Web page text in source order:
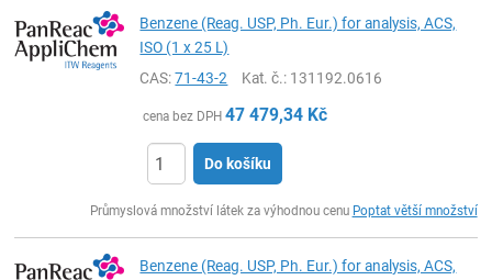
Benzene (Reag. USP, Ph. Eur.) for analysis, ACS,
ISO (1 x 25 L)
CAS:71-43-2 Kat. č.: 131192.0616
cena bez DPH 47 479,34 Kč
Do košíku
Průmyslová množství látek za výhodnou cenu Poptat větší množství
Benzene (Reag. USP, Ph. Eur.) for analysis, ACS,